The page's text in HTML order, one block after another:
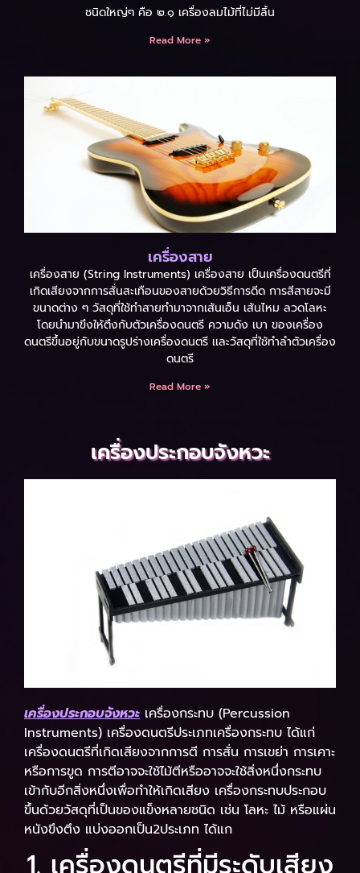
ชนิดใหญ่ๆ คือ ๒.๑ เครื่องลมไม้ที่ไม่มีลิ้น
Read More »
เครื่องสาย
เครื่องสาย (String Instruments) เครื่องสาย เป็นเครื่องดนตรีที่
เกิดเสียงจากการสั่นสะเทือนของสายด้วยวิธีการดีด การสีสายจะมี
ขนาดต่าง ๆ วัสดุที่ใช้ทำสายทำมาจากเส้นเอ็น เส้นไหม ลวดโลหะ
โดยนำมาขึงให้ตึงกับตัวเครื่องดนตรี ความดัง เบา ของเครื่อง
ดนตรีขึ้นอยู่กับขนาดรูปร่างเครื่องดนตรี เเละวัสดุที่ใช้ทำลำตัวเครื่อง
ดนตรี
Read More »
เครื่องประกอบจังหวะ
เครื่องประกอบจังหวะ เครื่องกระทบ (Percussion
Instruments) เครื่องดนตรีประเภทเครื่องกระทบ ได้แก่
เครื่องดนตรีที่เกิดเสียงจากการตี การสั่น การเขย่า การเคาะ
หรือการขูด การตีอาจจะใช้ไม้ตีหรืออาจจะใช้สิ่งหนึ่งกระทบ
เข้ากับอีกสิ่งหนึ่งเพื่อทำให้เกิดเสียง เครื่องกระทบประกอบ
ขึ้นด้วยวัสดุที่เป็นของแข็งหลายชนิด เช่น โลหะ ไม้ หรือแผ่น
หนังขึงตึง แบ่งออกเป็น2ประเภท ได้แก